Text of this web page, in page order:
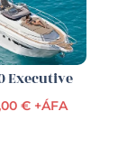
Executive
€ +ÁFA